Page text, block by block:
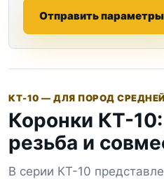
Отправить параметры
КТ-10 — ДЛЯ ПОРОД
Коронки КТ-
резьба и
В серии КТ-10